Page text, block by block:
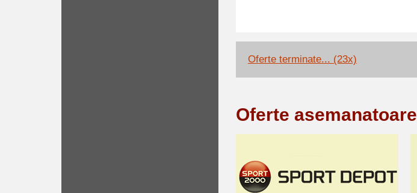
Oferte terminate... (23x)
Oferte asemanatoare